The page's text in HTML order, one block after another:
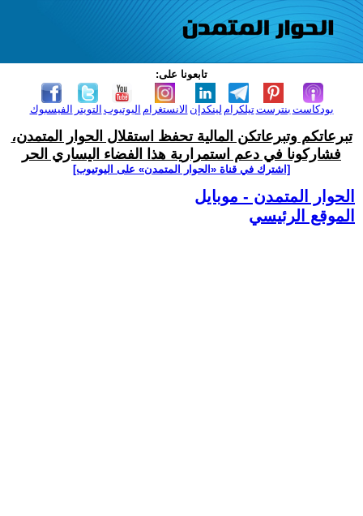
تابعونا على:
الفيسبوك التويتر اليوتيوب الانستغرام لينكدإن تيلكرامبنترست بودكاست
تبرعاتكم وتبرعاتكن المالية تحفظ استقلال الحوار المتمدن،
فشاركونا في دعم استمرارية هذا الفضاء اليساري الحر
[اشترك في قناة ‫«الحوار المتمدن» على اليوتيوب]
الحوار المتمدن - موبايل
الموقع الرئيسي